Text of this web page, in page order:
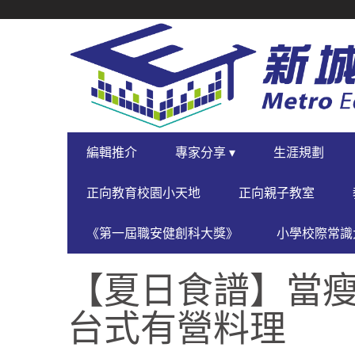
NAVIGATION
PRIMARY
NAVIGATION
編輯推介 專家分享 ▾ 生涯規劃
正向教育校園小天地 正向親子教室
《第一屆職安健創科大獎》 小學校際常
【夏日食譜】當
台式有營料理